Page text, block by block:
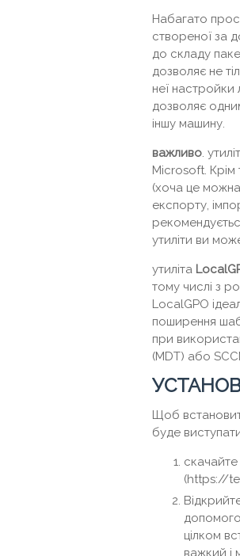
Набагато
створеної за
до складу
дозволяє не
неї настройки
дозволяє
іншу машину.
важливо.
Microsoft.
(хоча це
експорту,
утиліти ви
утиліта
тому числі з
LocalGPO
поширення
при
(MDT) або
Щоб
буде
(https://
цілком
важкий і